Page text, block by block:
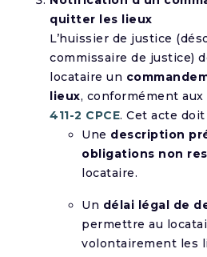
quitter les lieux
L’huissier de justice
commissaire de justice)
locataire un
lieux, conformément aux
411-2 CPCE. Cet acte
Une description
obligations non
locataire.
Un délai légal de
permettre au
volontairement les